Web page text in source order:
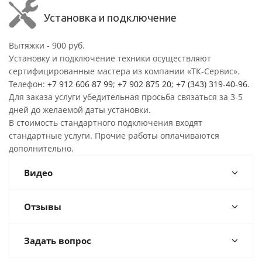
Установка и подключение
Вытяжки - 900 руб.
Установку и подключение техники осуществляют
сертифицированные мастера из компании «ТК-Сервис».
Телефон: +7 912 606 87 99; +7 902 875 20; +7 (343) 319-40-96.
Для заказа услуги убедительная просьба связаться за 3-5
дней до желаемой даты установки.
В стоимость стандартного подключения входят
стандартные услуги. Прочие работы оплачиваются
дополнительно.
Видео
Отзывы
Задать вопрос